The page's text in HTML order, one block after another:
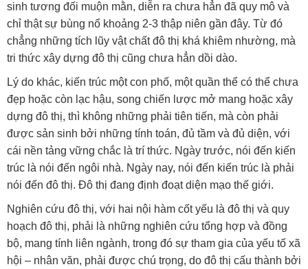
sinh tương đối muộn mằn, diễn ra chưa hẳn đã quy mô và
chỉ thật sự bùng nổ khoảng 2-3 thập niên gần đây. Từ đó
chẳng những tích lũy vật chất đô thị khá khiêm nhường, mà
tri thức xây dựng đô thị cũng chưa hẳn dồi dào.
Lý do khác, kiến trúc một con phố, một quần thể có thể chưa
đẹp hoặc còn lạc hậu, song chiến lược mở mang hoặc xây
dựng đô thị, thì không những phải tiên tiến, mà còn phải
được sản sinh bởi những tính toán, đủ tầm và đủ diện, với
cái nền tảng vững chắc là trí thức. Ngày trước, nói đến kiến
trúc là nói đến ngôi nhà. Ngày nay, nói đến kiến trúc là phải
nói đến đô thị. Đô thị đang định đoạt diện mạo thế giới.
Nghiên cứu đô thị, với hai nội hàm cốt yếu là đô thị và quy
hoạch đô thị, phải là những nghiên cứu tổng hợp và đồng
bộ, mang tính liên ngành, trong đó sự tham gia của yếu tố xã
hội – nhân văn, phải được chú trọng, do đô thị cấu thành bởi